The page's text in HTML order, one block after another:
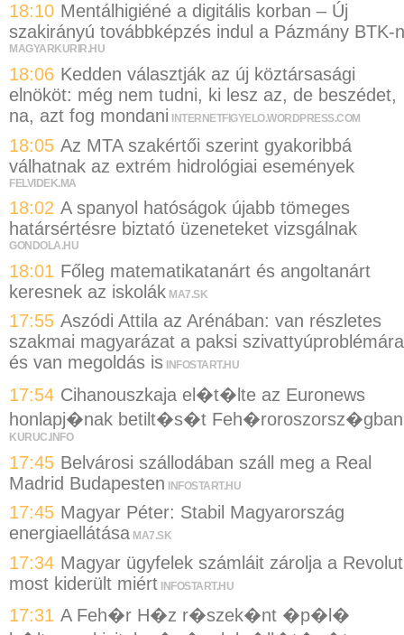
18:10 Mentálhigiéné a digitális korban – Új
szakirányú továbbképzés indul a Pázmány BTK-n
MAGYARKURIR.HU
18:06 Kedden választják az új köztársasági
elnököt: még nem tudni, ki lesz az, de beszédet,
na, azt fog mondani
INTERNETFIGYELO.WORDPRESS.COM
18:05 Az MTA szakértői szerint gyakoribbá
válhatnak az extrém hidrológiai események
FELVIDEK.MA
18:02 A spanyol hatóságok újabb tömeges
határsértésre biztató üzeneteket vizsgálnak
GONDOLA.HU
18:01 Főleg matematikatanárt és angoltanárt
keresnek az iskolák MA7.SK
17:55 Aszódi Attila az Arénában: van részletes
szakmai magyarázat a paksi
és van megoldás is INFOSTART.HU
17:54 Cihanouszkaja el�t�lte az Euronews
honlapj�nak betilt�s�t Feh�roroszorsz�gban
KURUC.INFO
17:45 Belvárosi szállodában száll meg a Real
Madrid Budapesten INFOSTART.HU
17:45 Magyar Péter: Stabil Magyarország
energiaellátása MA7.SK
17:34 Magyar ügyfelek számláit zárolja a
most kiderült miért INFOSTART.HU
17:31 A Feh�r H�z r�szek�nt �p�l�